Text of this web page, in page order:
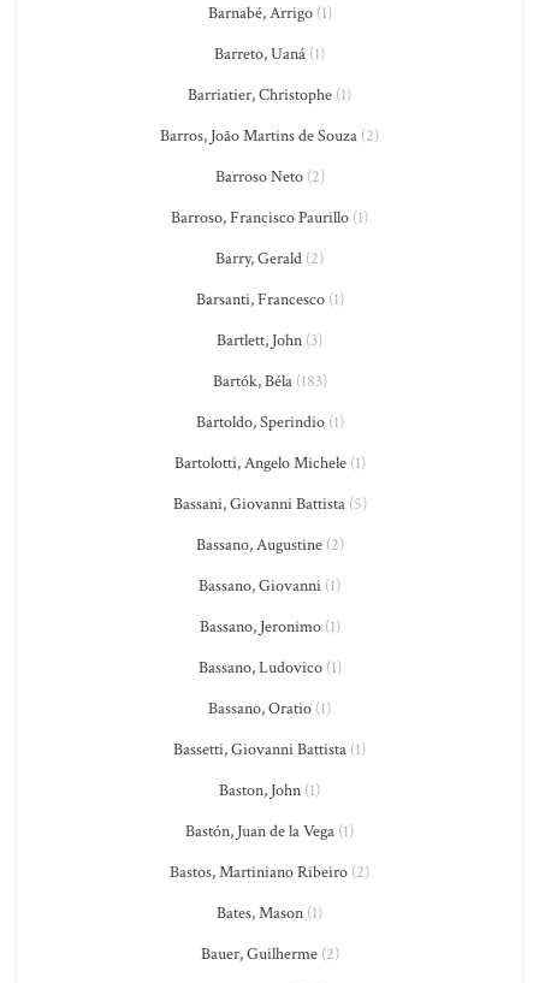
Barnabé, Arrigo(1)
Barreto, Uaná (1)
Barriatier, Christophe (1)
Barros, João Martins de Souza (2)
Barroso Neto(2)
Barroso, Francisco Paurillo (1)
Barry, Gerald (2)
Barsanti, Francesco(1)
Bartlett, John (3)
Bartók, Béla(183)
Bartoldo, Sperindio(1)
Bartolotti, Angelo Michele(1)
Bassani, Giovanni Battista(5)
Bassano, Augustine(2)
Bassano, Giovanni (1)
Bassano, Jeronimo(1)
Bassano, Ludovico(1)
Bassano, Oratio (1)
Bassetti, Giovanni Battista (1)
Baston, John (1)
Bastón, Juan de la Vega (1)
Bastos, Martiniano Ribeiro (2)
Bates, Mason (1)
Bauer, Guilherme(2)